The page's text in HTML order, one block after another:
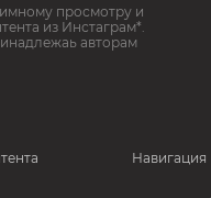
просмотру и
из Инстаграм*.
авторам
Навигация